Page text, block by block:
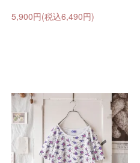
5,900円(税込6,490円)